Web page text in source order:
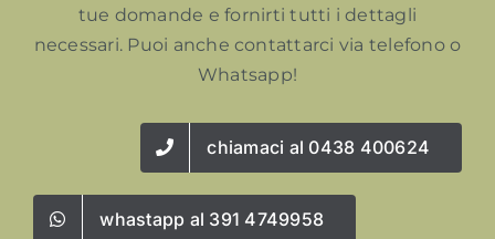
tue domande e fornirti tutti i dettagli
necessari. Puoi anche contattarci via telefono o
Whatsapp!
chiamaci al 0438 400624
whastapp al 391 4749958